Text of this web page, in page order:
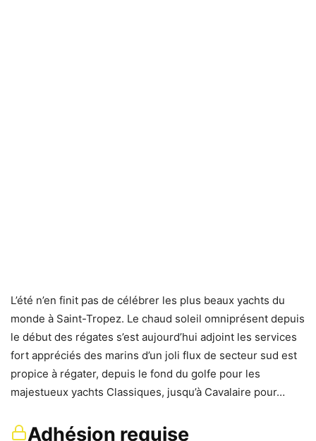
L’été n’en finit pas de célébrer les plus beaux yachts du
monde à Saint-Tropez. Le chaud soleil omniprésent depuis
le début des régates s’est aujourd’hui adjoint les services
fort appréciés des marins d’un joli flux de secteur sud est
propice à régater, depuis le fond du golfe pour les
majestueux yachts Classiques, jusqu’à Cavalaire pour…
Adhésion requise